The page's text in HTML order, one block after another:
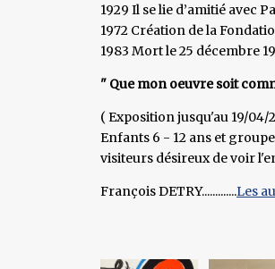
1929 Il se lie d’amitié avec
1972 Création de la
1983 Mort le 25 décembre
" Que mon oeuvre soit
( Exposition jusqu'au 19/
Enfants 6 - 12 ans et
visiteurs désireux de voir
François DETRY.............Les